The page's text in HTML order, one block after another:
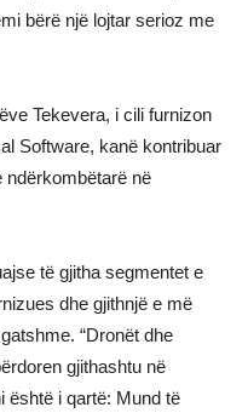
bërë një lojtar serioz me
Tekevera, i cili furnizon
Software, kanë kontribuar
ndërkombëtarë në
të gjitha segmentet e
dhe gjithnjë e më
“Dronët dhe
gjithashtu në
është i qartë: Mund të